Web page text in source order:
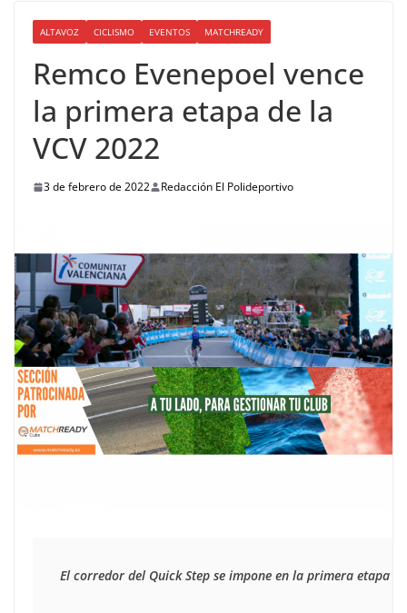
ALTAVOZ CICLISMO EVENTOS MATCHREADY
Remco Evenepoel vence
la primera etapa de la
VCV 2022
3 de febrero de 2022 Redacción El Polideportivo
El corredor del Quick Step se impone en la primera etapa